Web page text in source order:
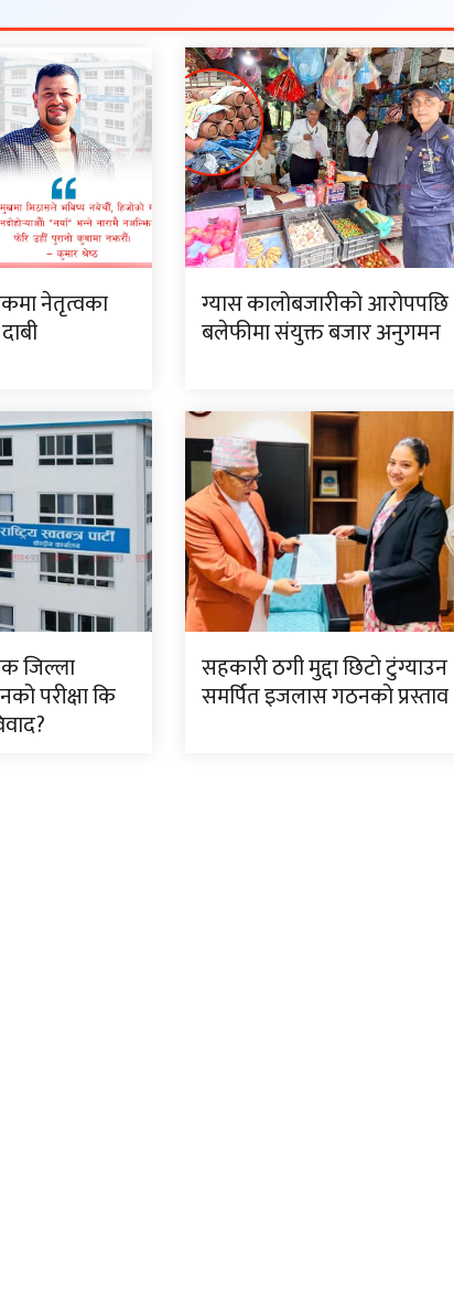
नेतृत्वका ग्यास कालोबजारीको आरोपपछि
बलेफीमा संयुक्त बजार अनुगमन
जिल्ला
परीक्षा कि
सहकारी ठगी मुद्दा छिटो टुंग्याउन
समर्पित इजलास गठनको प्रस्ताव